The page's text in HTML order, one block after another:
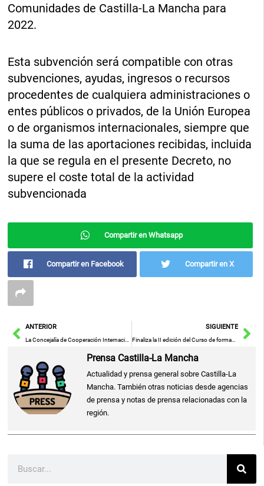
Comunidades de Castilla-La Mancha para
2022.
Esta subvención será compatible con otras
subvenciones, ayudas, ingresos o recursos
procedentes de cualquiera administraciones o
entes públicos o privados, de la Unión Europea
o de organismos internacionales, siempre que
la suma de las aportaciones recibidas, incluida
la que se regula en el presente Decreto, no
supere el coste total de la actividad
subvencionada
Compartir en Whatsapp
Compartir en Facebook Compartir en X
AntANTERIOR
La Concejalía de Cooperación Internacional del Ayuntamiento de Ciudad Real visibiliza el Día Internacional de los Derechos Humanos (10 de diciembre) e invita a la reflexión bajo el lema “dignidad, libertad y justicia para todos y todas”
SIGUIENTE
Finaliza la II edición del Curso de formación “Circular Replastic” en diseño e impresión 3D+mecanizado y talleres de integración social, coordinado por APROFEM en colaboración con el IMPEFE
Prensa Castilla-La Mancha
Actualidad y prensa general sobre Castilla-La
Mancha. También otras noticias desde agencias
de prensa y notas de prensa relacionadas con la
región.